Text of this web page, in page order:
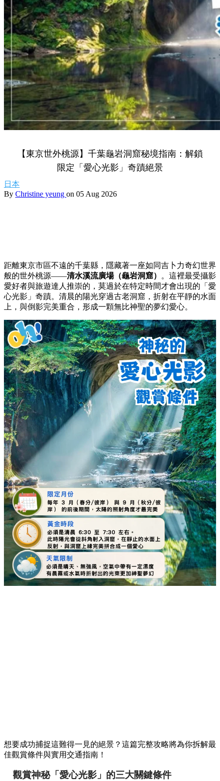
【東京世外桃源】千葉龜岩洞窟秘境指南：解鎖
限定「愛心光影」奇蹟絕景
日本
By Christine yeung on 05 Aug 2026
距離東京市區不遠的千葉縣，隱藏著一座如同吉卜力奇幻世界
般的世外桃源——清水溪流廣場（龜岩洞窟） 。這裡最受攝影
愛好者與旅遊達人推崇的，莫過於在特定時間才會出現的「愛
心光影」奇蹟。清晨的陽光穿過古老洞窟，折射在平靜的水面
上，與倒影完美重合，形成一顆無比神聖的夢幻愛心。
想要成功捕捉這難得一見的絕景？這篇完整攻略將為你拆解最
佳觀賞條件與實用交通指南！
觀賞神秘「愛心光影」的三大關鍵條件